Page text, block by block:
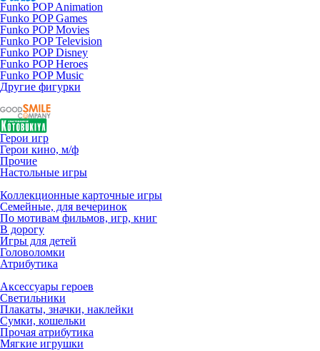
Funko POP Animation
Funko POP Games
Funko POP Movies
Funko POP Television
Funko POP Disney
Funko POP Heroes
Funko POP Music
Другие фигурки
Герои игр
Герои кино, м/ф
Прочие
Настольные игры
Коллекционные карточные игры
Семейные, для вечеринок
По мотивам фильмов, игр, книг
В дорогу
Игры для детей
Головоломки
Атрибутика
Аксессуары героев
Светильники
Плакаты, значки, наклейки
Сумки, кошельки
Прочая атрибутика
Мягкие игрушки